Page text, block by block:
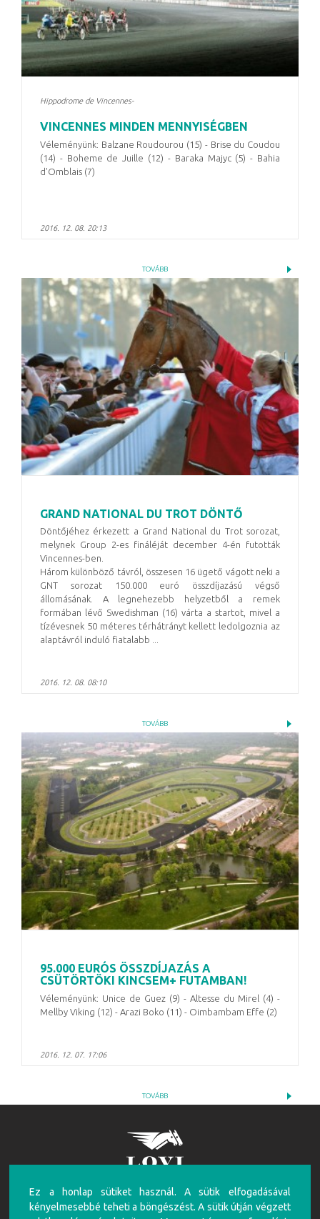
Hippodrome de Vincennes-
VINCENNES MINDEN MENNYISÉGBEN
Véleményünk: Balzane Roudourou (15) - Brise du Coudou
(14) - Boheme de Juille (12) - Baraka Majyc (5) - Bahia
d'Omblais (7)
2016. 12. 08. 20:13
TOVÁBB
GRAND NATIONAL DU TROT DÖNTŐ
Döntőjéhez érkezett a Grand National du Trot sorozat,
melynek Group 2-es fináléját december 4-én futották
Vincennes-ben.
Három különböző távról, összesen 16 ügető vágott neki a
GNT sorozat 150.000 euró összdíjazású végső
állomásának. A legnehezebb helyzetből a remek
formában lévő Swedishman (16) várta a startot, mivel a
tízévesnek 50 méteres térhátrányt kellett ledolgoznia az
alaptávról induló fiatalabb ...
2016. 12. 08. 08:10
TOVÁBB
95.000 EURÓS ÖSSZDÍJAZÁS A
CSÜTÖRTÖKI KINCSEM+ FUTAMBAN!
Véleményünk: Unice de Guez (9) - Altesse du Mirel (4) -
Mellby Viking (12) - Arazi Boko (11) - Oimbambam Effe (2)
2016. 12. 07. 17:06
TOVÁBB
FIGYELEM!
A túlzásba vitt szerencsejáték ártalmas, mentálhigiénés problémákat, illetve függőséget
Ez a honlap sütiket használ. A sütik elfogadásával
kényelmesebbé teheti a böngészést. A sütik útján végzett